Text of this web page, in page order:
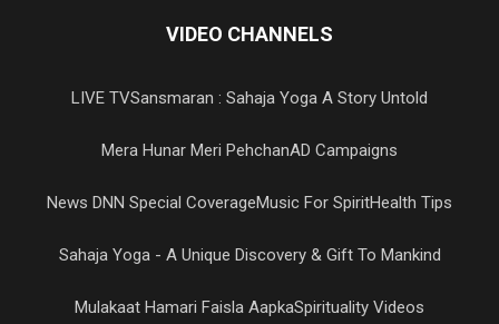
VIDEO CHANNELS
LIVE TVSansmaran : Sahaja Yoga A Story Untold
Mera Hunar Meri PehchanAD Campaigns
News DNN Special CoverageMusic For SpiritHealth Tips
Sahaja Yoga - A Unique Discovery & Gift To Mankind
Mulakaat Hamari Faisla AapkaSpirituality Videos